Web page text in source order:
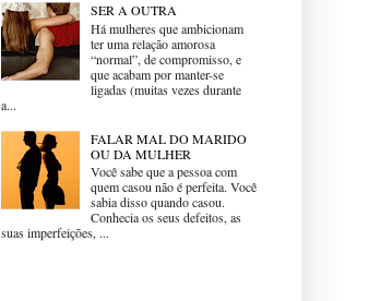
SER A OUTRA
Há mulheres que ambicionam
ter uma relação amorosa
“normal”, de compromisso, e
que acabam por manter-se
ligadas (muitas vezes durante
a...
FALAR MAL DO MARIDO
OU DA MULHER
Você sabe que a pessoa com
quem casou não é perfeita. Você
sabia disso quando casou.
Conhecia os seus defeitos, as
suas imperfeições, ...